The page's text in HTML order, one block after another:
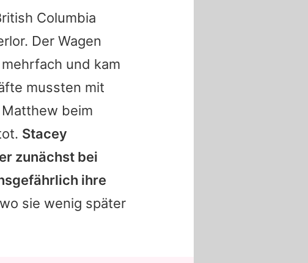
Columbia
Der Wagen
und kam
mussten mit
Matthew beim
Stacey
zunächst bei
ihre
sie wenig später